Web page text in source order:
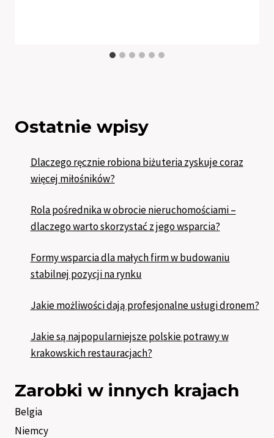
Ostatnie wpisy
Dlaczego ręcznie robiona biżuteria zyskuje coraz
więcej miłośników?
Rola pośrednika w obrocie nieruchomościami –
dlaczego warto skorzystać z jego wsparcia?
Formy wsparcia dla małych firm w budowaniu
stabilnej pozycji na rynku
Jakie możliwości dają profesjonalne usługi dronem?
Jakie są najpopularniejsze polskie potrawy w
krakowskich restauracjach?
Zarobki w innych krajach
Belgia
Niemcy